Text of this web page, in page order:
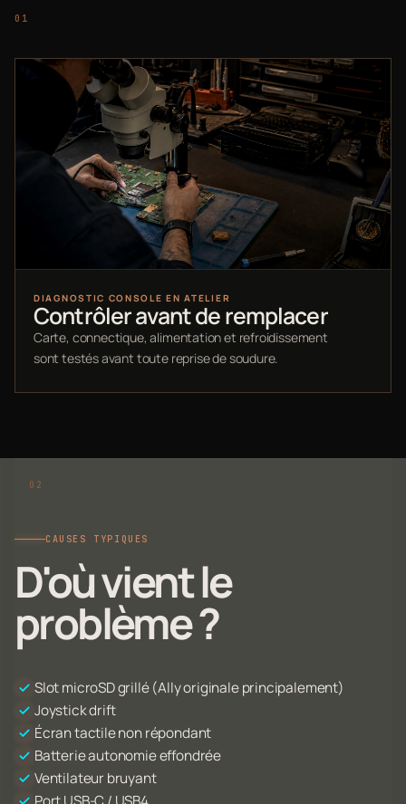
DIAGNOSTIC CONSOLE EN ATELIER
Contrôler avant de remplacer
Carte, connectique, alimentation et refroidissement
sont testés avant toute reprise de soudure.
CAUSES TYPIQUES
D'où vient le
problème ?
Slot microSD grillé (Ally originale principalement)
Joystick drift
Écran tactile non répondant
Batterie autonomie effondrée
Ventilateur bruyant